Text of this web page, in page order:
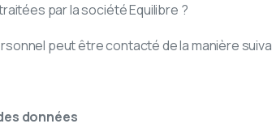
par la société Equilibre ?
peut être contacté de la manière
données